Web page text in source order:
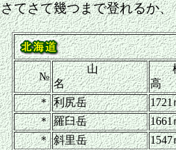
さてさて幾つまで登れる
№
山
名
高
＊ 利尻岳
1721
＊ 羅臼岳
1661
＊ 斜里岳
1547